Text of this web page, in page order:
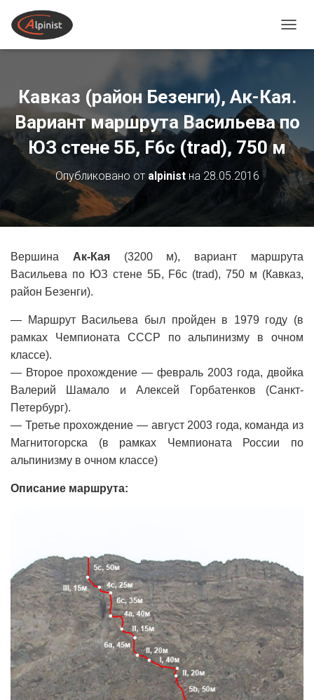
Кавказ (район Безенги), Ак-Кая.
Вариант маршрута Васильева по
ЮЗ стене 5Б, F6с (trad), 750 м
Опубликовано от alpinistна 28.05.2016
Вершина Ак-Кая(3200 м), вариант маршрута
Васильева по ЮЗ стене 5Б, F6с (trad), 750 м (Кавказ,
район Безенги).
— Маршрут Васильева был пройден в 1979 году (в
рамках Чемпионата СССР по альпинизму в очном
классе).
— Второе прохождение — февраль 2003 года, двойка
Валерий Шамало и Алексей Горбатенков (Санкт-
Петербург).
— Третье прохождение — август 2003 года, команда из
Магнитогорска (в рамках Чемпионата России по
альпинизму в очном классе)
Описание маршрута: